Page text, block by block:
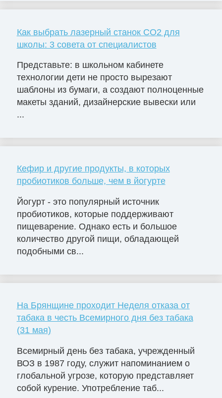
Как выбрать лазерный станок СО2 для
школы: 3 совета от специалистов
Представьте: в школьном кабинете
технологии дети не просто вырезают
шаблоны из бумаги, а создают полноценные
макеты зданий, дизайнерские вывески или
...
Кефир и другие продукты, в которых
пробиотиков больше, чем в йогурте
Йогурт - это популярный источник
пробиотиков, которые поддерживают
пищеварение. Однако есть и большое
количество другой пищи, обладающей
подобными св...
На Брянщине проходит Неделя отказа от
табака в честь Всемирного дня без табака
(31 мая)
Всемирный день без табака, учрежденный
ВОЗ в 1987 году, служит напоминанием о
глобальной угрозе, которую представляет
собой курение. Употребление таб...